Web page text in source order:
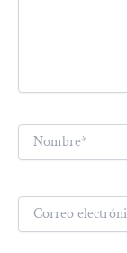
Nombre*
Correo
electrónico*